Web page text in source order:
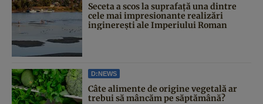
Seceta a scos la suprafață una dintre
cele mai impresionante realizări
inginerești ale Imperiului Roman
D:NEWS
Câte alimente de origine vegetală ar
trebui să mâncăm pe săptămână?